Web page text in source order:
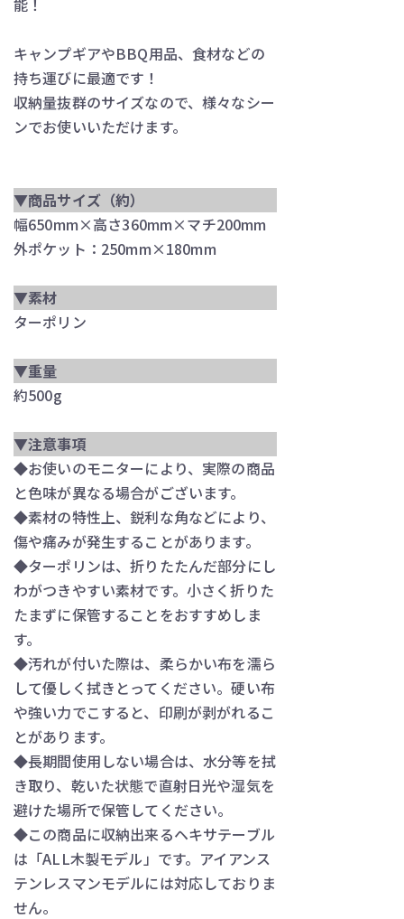
キャンプギアやBBQ用品、食材などの
持ち運びに最適です！
収納量抜群のサイズなので、様々なシー
ンでお使いいただけます。
▼商品サイズ（約）
幅650mm×高さ360mm×マチ200mm
外ポケット：250mm×180mm
▼素材
ターポリン
▼重量
約500g
▼注意事項
◆お使いのモニターにより、実際の商品
と色味が異なる場合がございます。
◆素材の特性上、鋭利な角などにより、
傷や痛みが発生することがあります。
◆ターポリンは、折りたたんだ部分にし
わがつきやすい素材です。小さく折りた
たまずに保管することをおすすめしま
す。
◆汚れが付いた際は、柔らかい布を濡ら
して優しく拭きとってください。硬い布
や強い力でこすると、印刷が剥がれるこ
とがあります。
◆長期間使用しない場合は、水分等を拭
き取り、乾いた状態で直射日光や湿気を
避けた場所で保管してください。
◆この商品に収納出来るヘキサテーブル
は「ALL木製モデル」です。アイアンス
テンレスマンモデルには対応しておりま
せん。